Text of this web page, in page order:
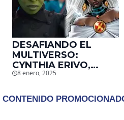
DESAFIANDO EL
MULTIVERSO:
CYNTHIA ERIVO,
PROTAGONISTA DE
SER STORM EN EL
8 enero, 2025